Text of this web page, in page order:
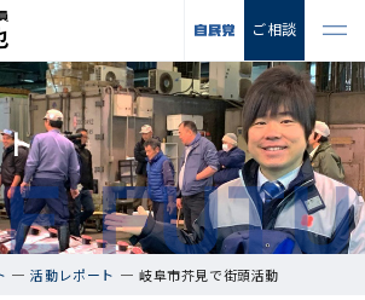
ご相談
活動レポート 岐阜市芥見で街頭活動